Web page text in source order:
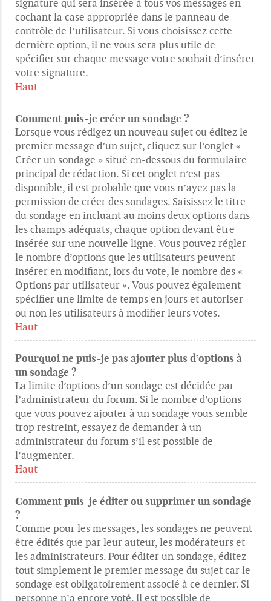
signature qui sera insérée à tous vos messages en
cochant la case appropriée dans le panneau de
contrôle de l’utilisateur. Si vous choisissez cette
dernière option, il ne vous sera plus utile de
spécifier sur chaque message votre souhait d’insérer
votre signature.
Haut
Comment puis-je créer un sondage ?
Lorsque vous rédigez un nouveau sujet ou éditez le
premier message d’un sujet, cliquez sur l’onglet «
Créer un sondage » situé en-dessous du formulaire
principal de rédaction. Si cet onglet n’est pas
disponible, il est probable que vous n’ayez pas la
permission de créer des sondages. Saisissez le titre
du sondage en incluant au moins deux options dans
les champs adéquats, chaque option devant être
insérée sur une nouvelle ligne. Vous pouvez régler
le nombre d’options que les utilisateurs peuvent
insérer en modifiant, lors du vote, le nombre des «
Options par utilisateur ». Vous pouvez également
spécifier une limite de temps en jours et autoriser
ou non les utilisateurs à modifier leurs votes.
Haut
Pourquoi ne puis-je pas ajouter plus d’options à
un sondage ?
La limite d’options d’un sondage est décidée par
l’administrateur du forum. Si le nombre d’options
que vous pouvez ajouter à un sondage vous semble
trop restreint, essayez de demander à un
administrateur du forum s’il est possible de
l’augmenter.
Haut
Comment puis-je éditer ou supprimer un sondage
?
Comme pour les messages, les sondages ne peuvent
être édités que par leur auteur, les modérateurs et
les administrateurs. Pour éditer un sondage, éditez
tout simplement le premier message du sujet car le
sondage est obligatoirement associé à ce dernier. Si
personne n’a encore voté, il est possible de